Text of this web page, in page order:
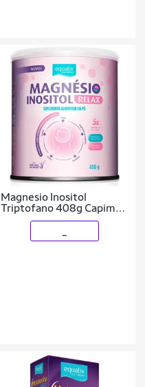
Magnesio Inositol
Triptofano 408g Capim
Santo - Equaliv